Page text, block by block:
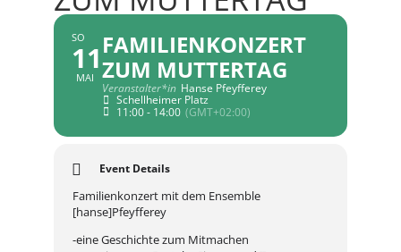
SO
11
MAI
FAMILIENKONZERT
ZUM MUTTERTAG
Veranstalter*in Hanse Pfeyfferey
Schellheimer Platz
11:00 - 14:00 (GMT+02:00)
Event Details
Familienkonzert mit dem Ensemble
[hanse]Pfeyfferey
-eine Geschichte zum Mitmachen